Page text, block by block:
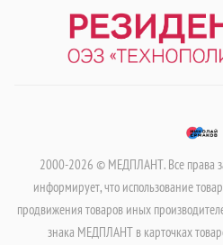
2000-2026 © МЕДПЛАНТ. Все
информирует, что использование
продвижения товаров иных
знака МЕДПЛАНТ в карточках